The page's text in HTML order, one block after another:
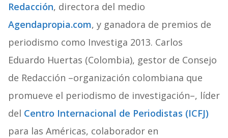
Redacción, directora del medio
Agendapropia.com, y ganadora de premios de
periodismo como Investiga 2013. Carlos
Eduardo Huertas (Colombia), gestor de Consejo
de Redacción –organización colombiana que
promueve el periodismo de investigación–, líder
del Centro Internacional de Periodistas (ICFJ)
para las Américas, colaborador en